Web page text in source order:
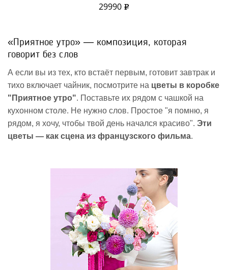
29990
«Приятное утро» — композиция, которая
говорит без слов
А если вы из тех, кто встаёт первым, готовит завтрак и
тихо включает чайник, посмотрите на цветы в коробке
"Приятное утро". Поставьте их рядом с чашкой на
кухонном столе. Не нужно слов. Простое "я помню, я
рядом, я хочу, чтобы твой день начался красиво". Эти
цветы — как сцена из французского фильма.